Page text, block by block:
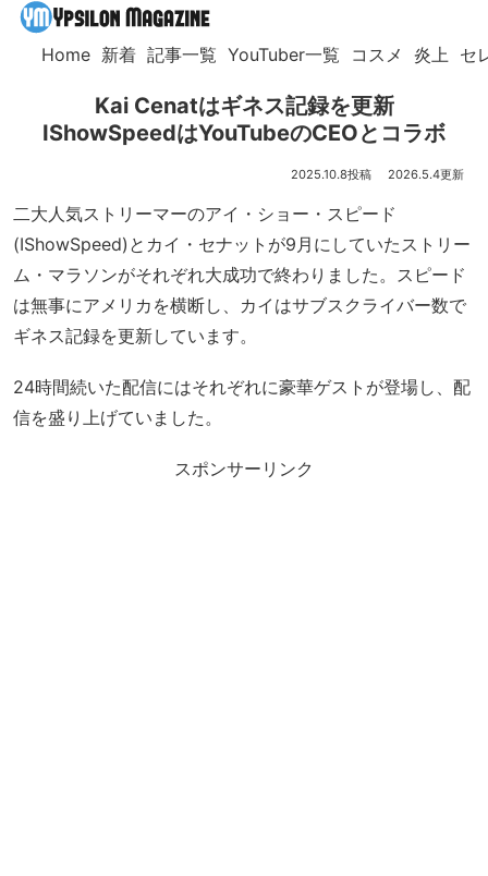
Home 新着 記事一覧 YouTuber一覧 コスメ 炎上 セ
Kai Cenatはギネス記録を更新
IShowSpeedはYouTubeのCEOとコラボ
2025.10.8 2026.5.4
二大人気ストリーマーのアイ・ショー・スピード
(IShowSpeed)とカイ・セナットが9月にしていたストリー
ム・マラソンがそれぞれ大成功で終わりました。スピード
は無事にアメリカを横断し、カイはサブスクライバー数で
ギネス記録を更新しています。
24時間続いた配信にはそれぞれに豪華ゲストが登場し、配
信を盛り上げていました。
スポンサーリンク